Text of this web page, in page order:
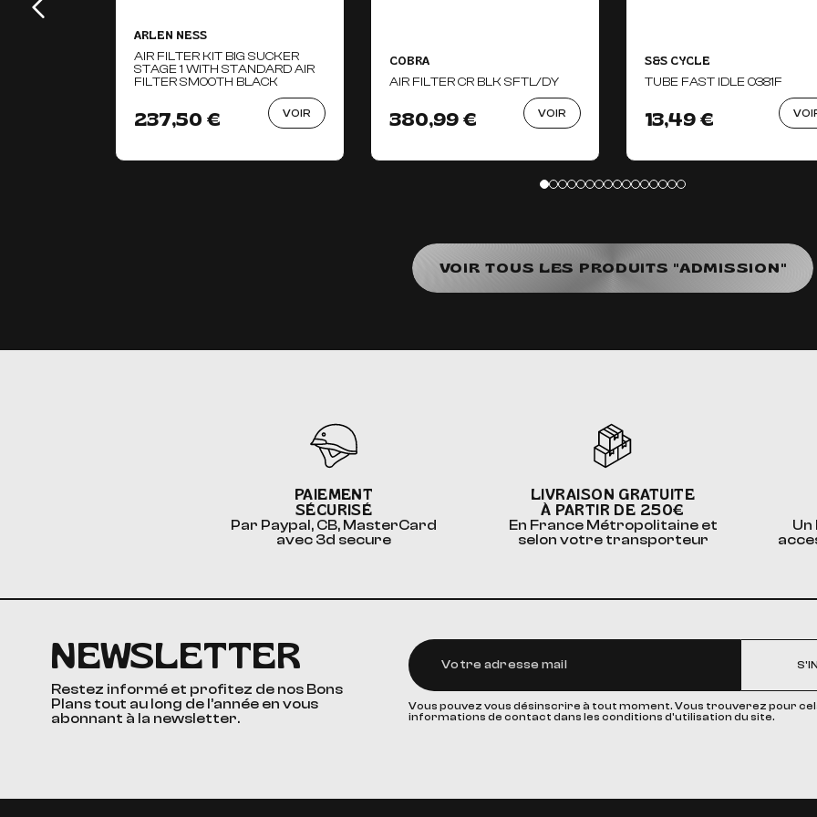
ARLEN NESS
AIR FILTER KIT BIG SUCKER
STAGE 1 WITH STANDARD AIR
FILTER SMOOTH BLACK
237,50 € VOIR
COBRA
AIR FILTER CR BLK SFTL/DY
380,99 € VOIR
S&S CYCLE
TUBE FAST IDLE 0381F
13,49 €
VOIR TOUS LES PRODUITS "ADMISSION"
PAIEMENT
SÉCURISÉ
Par Paypal, CB, MasterCard
avec 3d secure
LIVRAISON GRATUITE
À PARTIR DE 250€
En France Métropolitaine et
selon votre transporteur
NEWSLETTER
Restez informé et profitez de nos Bons
Plans tout au long de l’année en vous
abonnant à la newsletter.
Vous pouvez vous désinscrire à tout moment. Vous trouverez pour
informations de contact dans les conditions d'utilisation du site.